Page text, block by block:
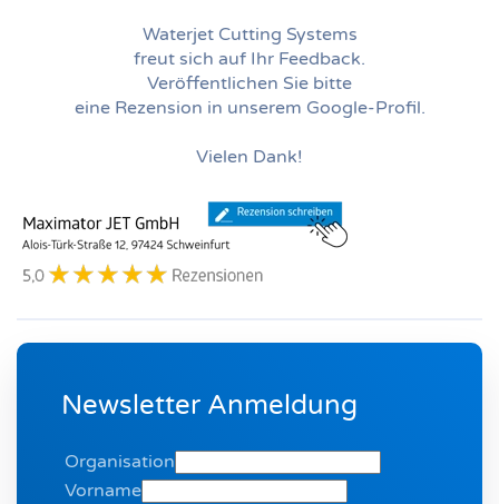
Waterjet Cutting Systems
freut sich auf Ihr Feedback.
Veröffentlichen Sie bitte
eine Rezension in unserem Google-Profil.
Vielen Dank!
Newsletter Anmeldung
Organisation
Vorname